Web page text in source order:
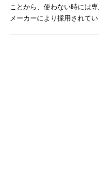
ことから、使わない時には
メーカーにより採用されてい